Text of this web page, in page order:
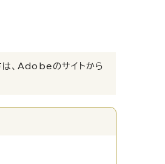
は、Adobeのサイトから